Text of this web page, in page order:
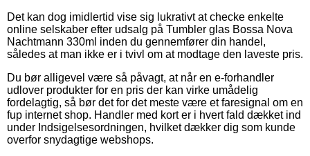
Det kan dog imidlertid vise sig lukrativt at checke enkelte
online selskaber efter udsalg på Tumbler glas Bossa Nova
Nachtmann 330ml inden du gennemfører din handel,
således at man ikke er i tvivl om at modtage den laveste pris.
Du bør alligevel være så påvagt, at når en e-forhandler
udlover produkter for en pris der kan virke umådelig
fordelagtig, så bør det for det meste være et faresignal om en
fup internet shop. Handler med kort er i hvert fald dækket ind
under Indsigelsesordningen, hvilket dækker dig som kunde
overfor snydagtige webshops.